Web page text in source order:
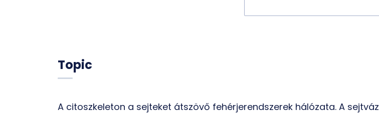
Topic
A citoszkeleton a sejteket átszövő fehérjerendszerek hálózata. A sejtváz